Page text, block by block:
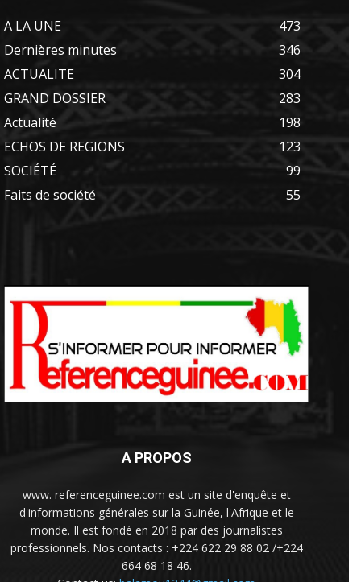
A LA UNE
473
Dernières minutes
346
ACTUALITE
304
GRAND DOSSIER
283
Actualité
198
ECHOS DE REGIONS
123
SOCIÉTÉ
99
Faits de société
55
A PROPOS
www. referenceguinee.com est un site d'enquête et
d'informations générales sur la Guinée, l'Afrique et le
monde. Il est fondé en 2018 par des journalistes
professionnels. Nos contacts : +224 622 29 88 02 /+224
664 68 18 46.